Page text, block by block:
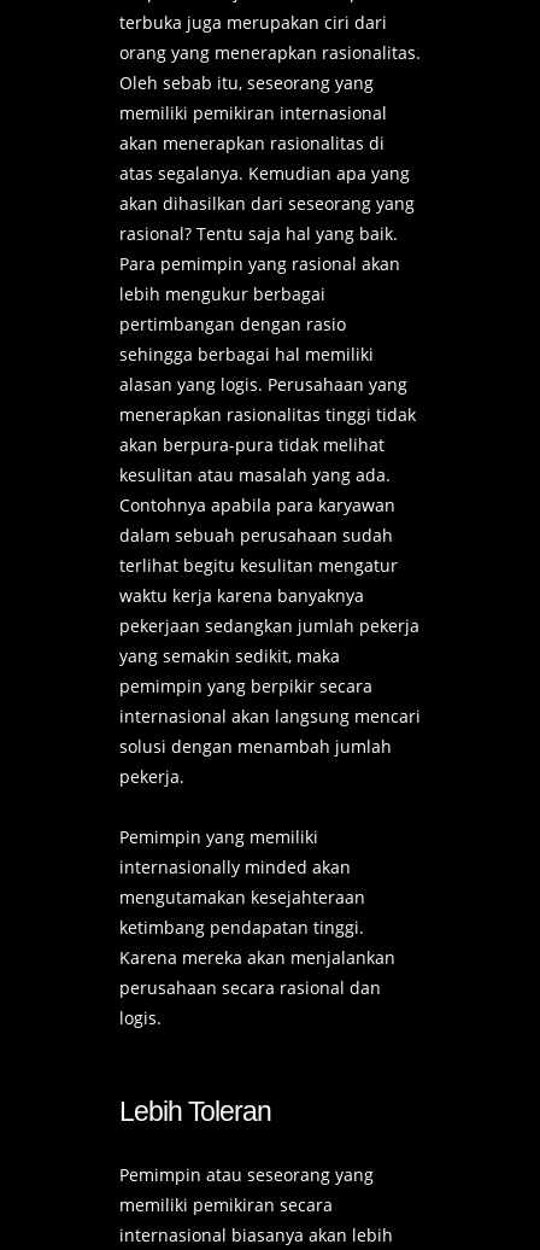
terbuka juga merupakan ciri dari
orang yang menerapkan rasionalitas.
Oleh sebab itu, seseorang yang
memiliki pemikiran internasional
akan menerapkan rasionalitas di
atas segalanya. Kemudian apa yang
akan dihasilkan dari seseorang yang
rasional? Tentu saja hal yang baik.
Para pemimpin yang rasional akan
lebih mengukur berbagai
pertimbangan dengan rasio
sehingga berbagai hal memiliki
alasan yang logis. Perusahaan yang
menerapkan rasionalitas tinggi tidak
akan berpura-pura tidak melihat
kesulitan atau masalah yang ada.
Contohnya apabila para karyawan
dalam sebuah perusahaan sudah
terlihat begitu kesulitan mengatur
waktu kerja karena banyaknya
pekerjaan sedangkan jumlah pekerja
yang semakin sedikit, maka
pemimpin yang berpikir secara
internasional akan langsung mencari
solusi dengan menambah jumlah
pekerja.
Pemimpin yang memiliki
internasionally minded akan
mengutamakan kesejahteraan
ketimbang pendapatan tinggi.
Karena mereka akan menjalankan
perusahaan secara rasional dan
logis.
Lebih Toleran
Pemimpin atau seseorang yang
memiliki pemikiran secara
internasional biasanya akan lebih